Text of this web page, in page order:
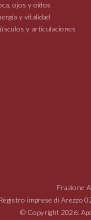
ojos y oídos
y vitalidad
y articulaciones
Frazione
imprese di Arezzo
© Copyright 2026: